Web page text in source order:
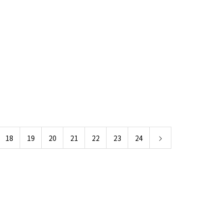
18 19 20 21 22 23 24